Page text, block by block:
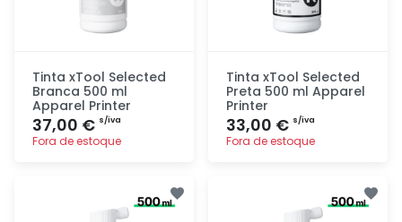
Tinta xTool Selected
Branca 500 ml
Apparel Printer
37,00 € s/iva
Fora de estoque
rapidamente
Tinta xTool Selected
Preta 500 ml Apparel
Printer
33,00 € s/iva
Fora de estoque
rapidamente